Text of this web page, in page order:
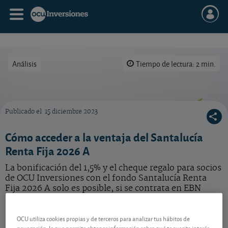
Análisis Tiempo de lectura: 2 min.
Publicado el 15 diciembre 2023
Cómo acceder a la ventaja del Santalucía
Renta Fija 2026 A
La bonificación del 1,5% y el cheque regalo para socios
de OCU Inversiones con el fondo Santalucía Renta
Fija 2026 A solo es posible, si se contrata en EBN
OCU utiliza cookies propias y de terceros para analizar tus hábitos de